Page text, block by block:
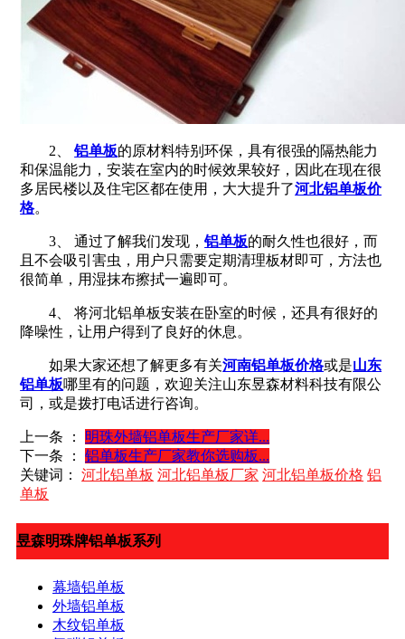
2、铝单板的原材料特别环保，具有很强的隔热能力
和保温能力，安装在室内的时候效果较好，因此在现在很
多居民楼以及住宅区都在使用，大大提升了河北铝单板价
格。
3、 通过了解我们发现，铝单板的耐久性也很好，而
且不会吸引害虫，用户只需要定期清理板材即可，方法也
很简单，用湿抹布擦拭一遍即可。
4、 将河北铝单板安装在卧室的时候，还具有很好的
降噪性，让用户得到了良好的休息。
如果大家还想了解更多有关河南铝单板价格或是山东
铝单板哪里有的问题，欢迎关注山东昱森材料科技有限公
司，或是拨打电话进行咨询。
上一条 ：
明珠外墙铝单板生产厂家详...
下一条 ：
铝单板生产厂家教你选购板...
关键词：河北铝单板 河北铝单板厂家 河北铝单板价格 铝
单板
昱森明珠牌铝单板系列
幕墙铝单板
外墙铝单板
木纹铝单板